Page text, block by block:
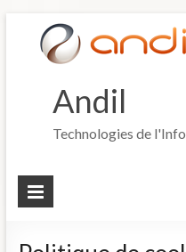
Andil
Technologies de